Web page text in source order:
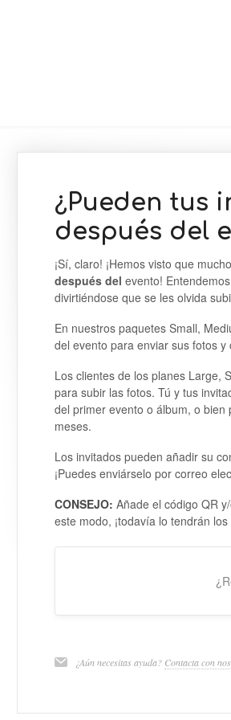
¿Pueden tus
después del
¡Sí, claro! ¡Hemos visto que
después del evento!
divirtiéndose que se les olvida
En nuestros paquetes Small,
del evento para enviar sus fotos y
Los clientes de los planes Large,
para subir las fotos. Tú y tus
del primer evento o álbum, o
meses.
Los invitados pueden añadir su
¡Puedes enviárselo por correo
CONSEJO: Añade el código QR
este modo, ¡todavía lo tendrán
¿Aún necesitas ayuda? Contacta con